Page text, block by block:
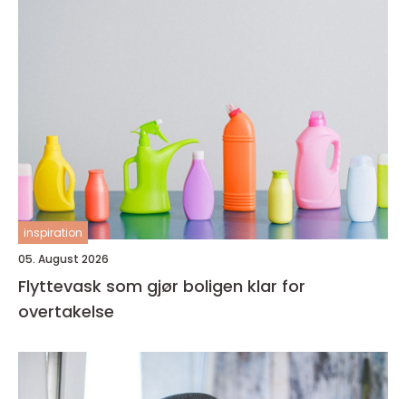
inspiration
05. August 2026
Flyttevask som gjør boligen klar for
overtakelse